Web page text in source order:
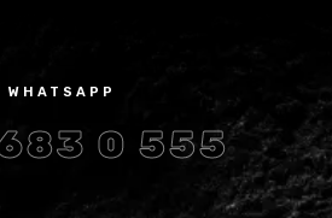
WHATSAPP
0 555